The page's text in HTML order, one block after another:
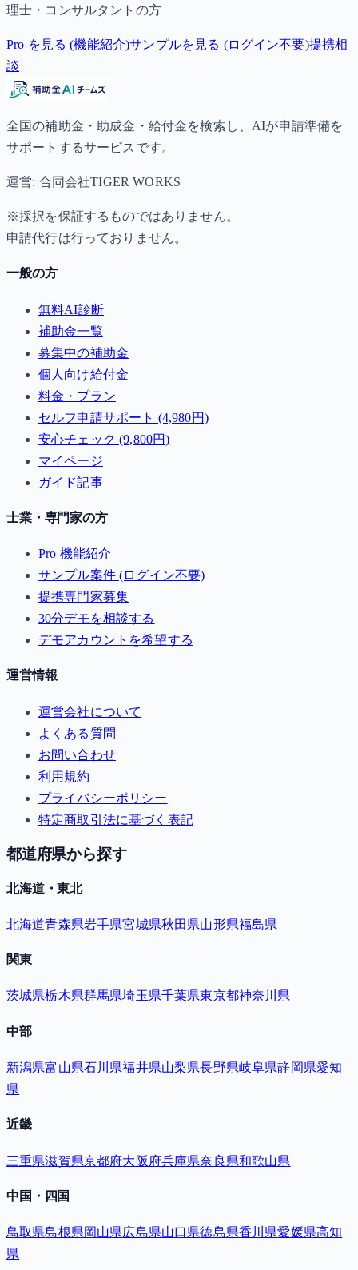
理士・コンサルタントの方
Pro を見る (機能紹介)サンプルを見る (ログイン不要)提携相
談
全国の補助金・助成金・給付金を検索し、AIが申請準備を
サポートするサービスです。
運営: 合同会社TIGER WORKS
※採択を保証するものではありません。
申請代行は行っておりません。
一般の方
無料AI診断
補助金一覧
募集中の補助金
個人向け給付金
料金・プラン
セルフ申請サポート (4,980円)
安心チェック (9,800円)
マイページ
ガイド記事
士業・専門家の方
Pro 機能紹介
サンプル案件 (ログイン不要)
提携専門家募集
30分デモを相談する
デモアカウントを希望する
運営情報
運営会社について
よくある質問
お問い合わせ
利用規約
プライバシーポリシー
特定商取引法に基づく表記
都道府県から探す
北海道・東北
北海道青森県岩手県宮城県秋田県山形県福島県
関東
茨城県栃木県群馬県埼玉県千葉県東京都神奈川県
中部
新潟県富山県石川県福井県山梨県長野県岐阜県静岡県愛知
県
近畿
三重県滋賀県京都府大阪府兵庫県奈良県和歌山県
中国・四国
鳥取県島根県岡山県広島県山口県徳島県香川県愛媛県高知
県